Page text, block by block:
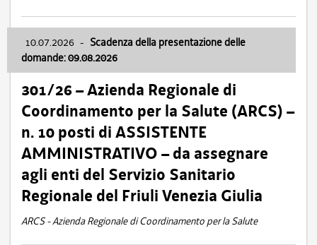
10.07.2026 - Scadenza della presentazione delle
domande: 09.08.2026
301/26 – Azienda Regionale di
Coordinamento per la Salute (ARCS) –
n. 10 posti di ASSISTENTE
AMMINISTRATIVO – da assegnare
agli enti del Servizio Sanitario
Regionale del Friuli Venezia Giulia
ARCS - Azienda Regionale di Coordinamento per la Salute